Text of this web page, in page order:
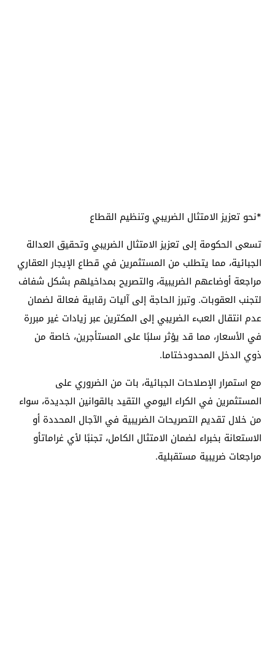
*نحو تعزيز الامتثال الضريبي وتنظيم القطاع
تسعى الحكومة إلى تعزيز الامتثال الضريبي وتحقيق العدالة
الجبائية، مما يتطلب من المستثمرين في قطاع الإيجار العقاري
مراجعة أوضاعهم الضريبية، والتصريح بمداخيلهم بشكل شفاف
لتجنب العقوبات. وتبرز الحاجة إلى آليات رقابية فعالة لضمان
عدم انتقال العبء الضريبي إلى المكترين عبر زيادات غير مبررة
في الأسعار، مما قد يؤثر سلبًا على المستأجرين، خاصة من
ذوي الدخل المحدودختاما.
مع استمرار الإصلاحات الجبائية، بات من الضروري على
المستثمرين في الكراء اليومي التقيد بالقوانين الجديدة، سواء
من خلال تقديم التصريحات الضريبية في الآجال المحددة أو
الاستعانة بخبراء لضمان الامتثال الكامل، تجنبًا لأي غراماتأو
مراجعات ضريبية مستقبلية.